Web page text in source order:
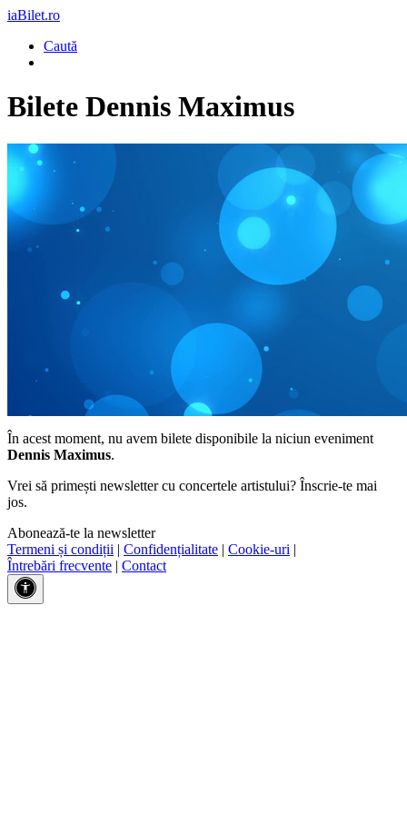
iaBilet.ro
Caută
Bilete Dennis Maximus
În acest moment, nu avem bilete disponibile la niciun eveniment
Dennis Maximus.
Vrei să primești newsletter cu concertele artistului? Înscrie-te mai
jos.
Abonează-te la newsletter
Termeni și condiții | Confidențialitate | Cookie-uri |
Întrebări frecvente | Contact